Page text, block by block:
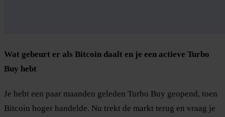
Wat gebeurt er als Bitcoin daalt en je een actieve Turbo
Buy hebt
Je hebt een paar maanden geleden Turbo Buy geopend, toen
Bitcoin hoger handelde. Nu trekt de markt terug en vraag je